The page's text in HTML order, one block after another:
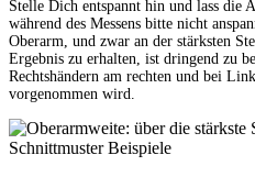
Stelle Dich entspannt hin und lass die
während des Messens bitte nicht
Oberarm, und zwar an der stärksten
Ergebnis zu erhalten, ist dringend zu
Rechtshändern am rechten und bei
vorgenommen wird.
Schnittmuster Beispiele